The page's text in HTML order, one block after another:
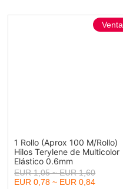
1 Rollo (Aprox 100 M/Rollo)
Hilos Terylene de Multicolor
Elástico 0.6mm
Venta
EUR 1,05 ~ EUR 1,60
EUR 0,78 ~ EUR 0,84